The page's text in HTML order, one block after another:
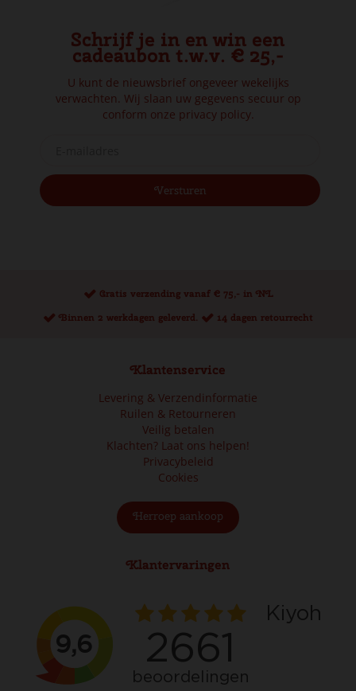
Schrijf je in en win een
cadeaubon t.w.v. € 25,-
U kunt de nieuwsbrief ongeveer wekelijks
verwachten. Wij slaan uw gegevens secuur op
conform onze privacy policy.
Gratis verzending vanaf € 75,- in NL
Binnen 2 werkdagen geleverd.
14 dagen retourrecht
Klantenservice
Levering & Verzendinformatie
Ruilen & Retourneren
Veilig betalen
Klachten? Laat ons helpen!
Privacybeleid
Cookies
Herroep aankoop
Klantervaringen